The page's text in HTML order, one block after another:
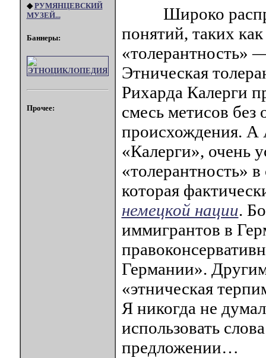
◆РУМЯНЦЕВСКИЙ
МУЗЕЙ...
Баннеры:
Прочее:
Широко
понятий, таких
«толерантность»
Этническая
Рихарда Калерги
смесь метисов
происхождения. А
«Калерги», очень
«толерантность»
которая
немецкой нации.
иммигрантов в
Германии».
«этническая
Я никогда не
использовать
предложении…